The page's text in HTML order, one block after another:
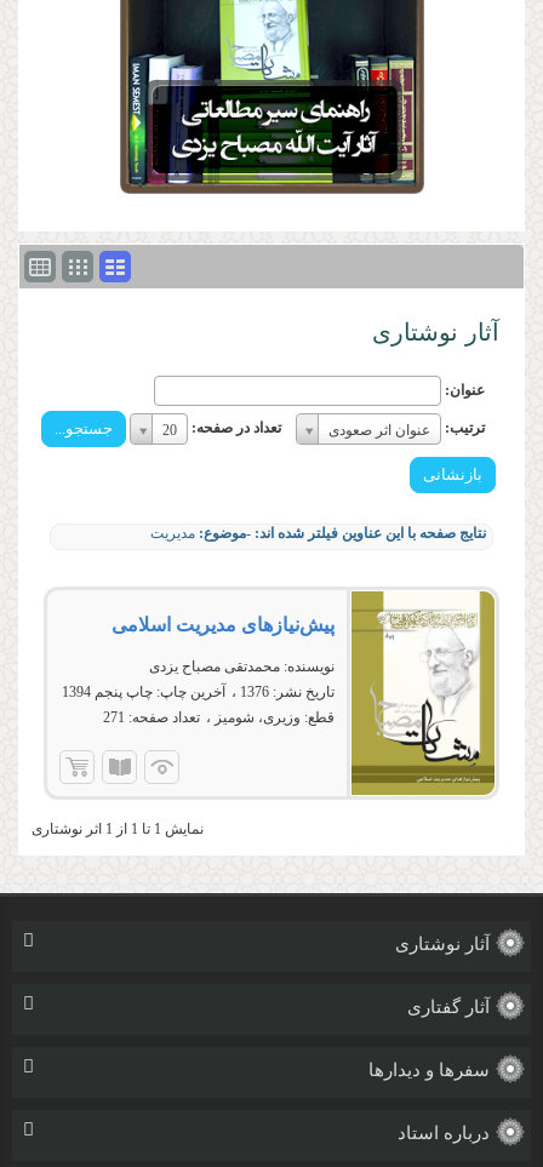
آثار نوشتاری
عنوان:
ترتیب: عنوان اثر صعودی
ترتیب:
تعداد در صفحه: 20
تعداد
در
نتایج صفحه با این عناوین فیلتر شده اند: -موضوع: مدیریت
پیش‌نیازهاى مدیریت اسلامى
نویسنده: محمدتقی مصباح یزدی
تاریخ نشر: 1376 آخرین چاپ: چاپ پنجم 1394
قطع: وزیری، شومیز تعداد صفحه: 271
نمایش 1 تا 1 از 1 اثر نوشتاری
آثار نوشتاری
آثار گفتاری
سفرها و دیدارها
درباره استاد